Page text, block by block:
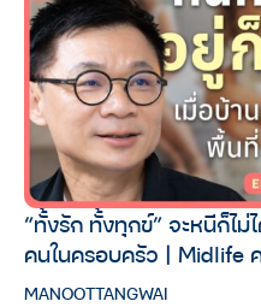
“ทั้งรัก ทั้งทุกข์” จะหนีก็ไม่
คนในครอบครัว | Midlife
MANOOTTANGWAI